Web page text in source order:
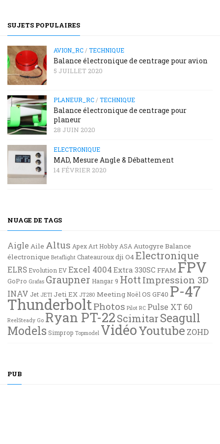
SUJETS POPULAIRES
AVION_RC /TECHNIQUE
Balance électronique de centrage pour avion
5 JUILLET 2020
PLANEUR_RC /TECHNIQUE
Balance électronique de centrage pour
planeur
28 JUIN 2020
ELECTRONIQUE
MAD, Mesure Angle & Débattement
14 FÉVRIER 2020
NUAGE DE TAGS
Aigle Aile Altus Apex Art Hobby ASA Autogyre Balance
électronique Betaflight Chateaurouxdji O4Electronique
ELRS Evolution EVExcel 4004 Extra 330SC FFAM FPV
GoPro Grafas Graupner Hangar 9 Hott Impression 3D
INAV Jet JETI Jeti EX JT280 Meeting Noël OS GF40 P-47
ThunderboltPhotos Pilot RC Pulse XT 60
ReelSteady Go Ryan PT-22ScimitarSeagull
ModelsSimprop Topmodel VidéoYoutube ZOHD
PUB